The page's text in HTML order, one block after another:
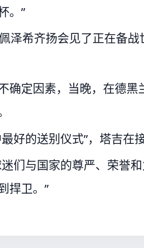
。”
泽希齐扬会见了正在备
确定因素，当晚，在德
好的送别仪式”，塔吉在
们与国家的尊严、荣誉
捍卫。”